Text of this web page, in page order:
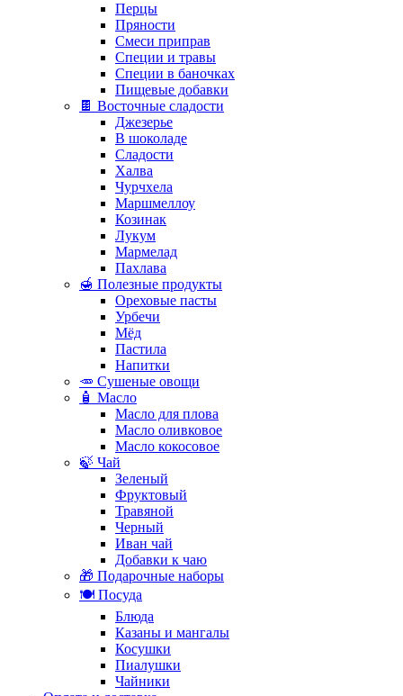
Перцы
Пряности
Смеси приправ
Специи и травы
Специи в баночках
Пищевые добавки
🍫 Восточные сладости
Джезерье
В шоколаде
Сладости
Халва
Чурчхела
Маршмеллоу
Козинак
Лукум
Мармелад
Пахлава
🍯 Полезные продукты
Ореховые пасты
Урбечи
Мёд
Пастила
Напитки
🥕 Сушеные овощи
🧴 Масло
Масло для плова
Масло оливковое
Масло кокосовое
🍃 Чай
Зеленый
Фруктовый
Травяной
Черный
Иван чай
Добавки к чаю
🎁 Подарочные наборы
🍽️ Посуда
Блюда
Казаны и мангалы
Косушки
Пиалушки
Чайники